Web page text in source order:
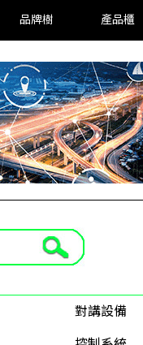
品牌樹 產品櫃
對講設備